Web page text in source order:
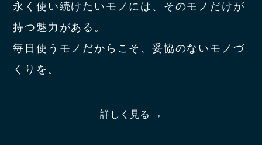
永く使い続けたいモノには、そのモノだけが
持つ魅力がある。
毎日使うモノだからこそ、妥協のないモノづ
くりを。
詳しく見る →